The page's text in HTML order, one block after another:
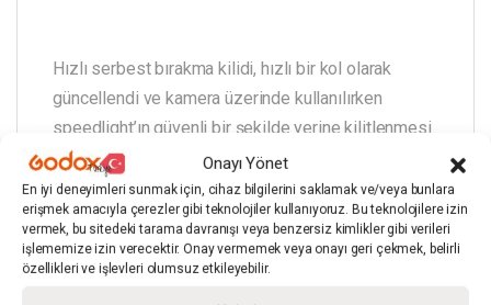
Onayı Yönet
En iyi deneyimleri sunmak için, cihaz bilgilerini saklamak ve/veya bunlara
erişmek amacıyla çerezler gibi teknolojiler kullanıyoruz. Bu teknolojilere izin
vermek, bu sitedeki tarama davranışı veya benzersiz kimlikler gibi verileri
işlememize izin verecektir. Onay vermemek veya onayı geri çekmek, belirli
özellikleri ve işlevleri olumsuz etkileyebilir.
Hızlı serbest bırakma kilidi, hızlı bir kol olarak
güncellendi ve kamera üzerinde kullanılırken
speedlight’ın güvenli bir şekilde yerine kilitlenmesi
sağlandı. Bu tasarım kameranın dışındayken
kameranın kilidini kolay ve hızlı bir şekilde
açmanıza yardımcı olur.